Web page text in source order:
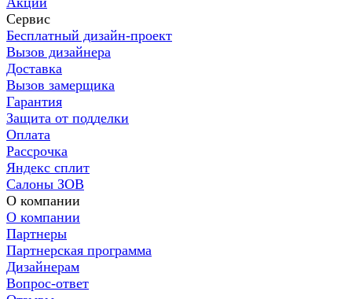
Сервис
Бесплатный дизайн-проект
Вызов дизайнера
Доставка
Вызов замерщика
Гарантия
Защита от подделки
Оплата
Рассрочка
Яндекс сплит
Салоны ЗОВ
О компании
О компании
Партнеры
Партнерская программа
Дизайнерам
Вопрос-ответ